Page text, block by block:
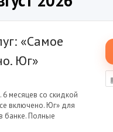
«Самое
Юг»
месяцев со скидкой
включено. Юг» для
банке. Полные